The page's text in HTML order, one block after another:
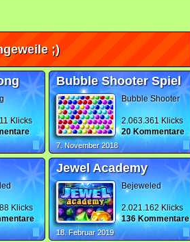
;)
Klicks
Bubble Shooter Spiel
Bubble Shooter
2.063.361 Klicks
20 Kommentare
7. November 2018
Klicks
Jewel Academy
Bejeweled
2.021.162 Klicks
136 Kommentare
18. Februar 2019